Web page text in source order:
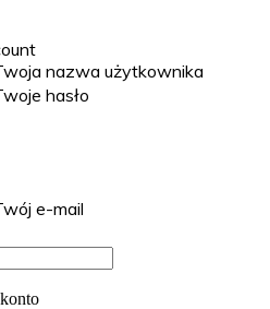
nazwa użytkownika
hasło
e-mail